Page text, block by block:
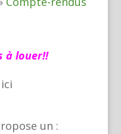
à louer!!
ici
un :